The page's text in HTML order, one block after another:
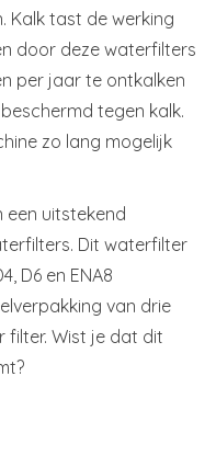
Kalk tast de werking
door deze waterfilters
per jaar te ontkalken
tegen kalk.
zo lang mogelijk
een uitstekend
Dit waterfilter
D6 en ENA8
van drie
filter. Wist je dat dit